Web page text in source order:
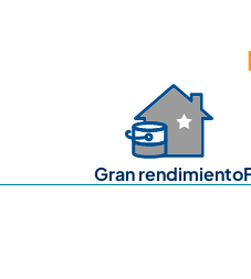
Gran rendimiento